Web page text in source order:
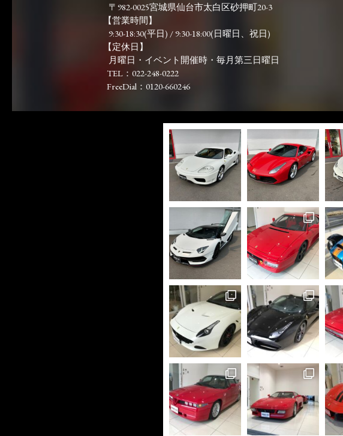
〒982-0025宮城県仙台市太白区砂押町20-3
【営業時間】
9:30-18:30(平日) / 9:30-18:00(日曜日、祝日)
【定休日】
月曜日・イベント開催時・毎月第三日曜日
TEL：022-248-0222
FreeDial：0120-660246